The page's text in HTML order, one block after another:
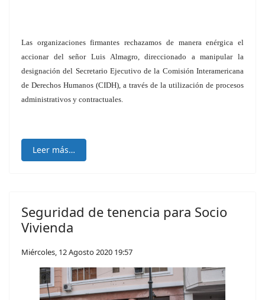
Las organizaciones firmantes rechazamos de manera enérgica el
accionar del señor Luis Almagro, direccionado a manipular la
designación del Secretario Ejecutivo de la Comisión Interamericana
de Derechos Humanos (CIDH), a través de la utilización de procesos
administrativos y contractuales.
Leer más…
Seguridad de tenencia para Socio
Vivienda
Miércoles, 12 Agosto 2020 19:57